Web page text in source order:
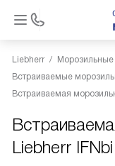
Liebherr
Встраиваемые
Встраиваемая
Liebherr